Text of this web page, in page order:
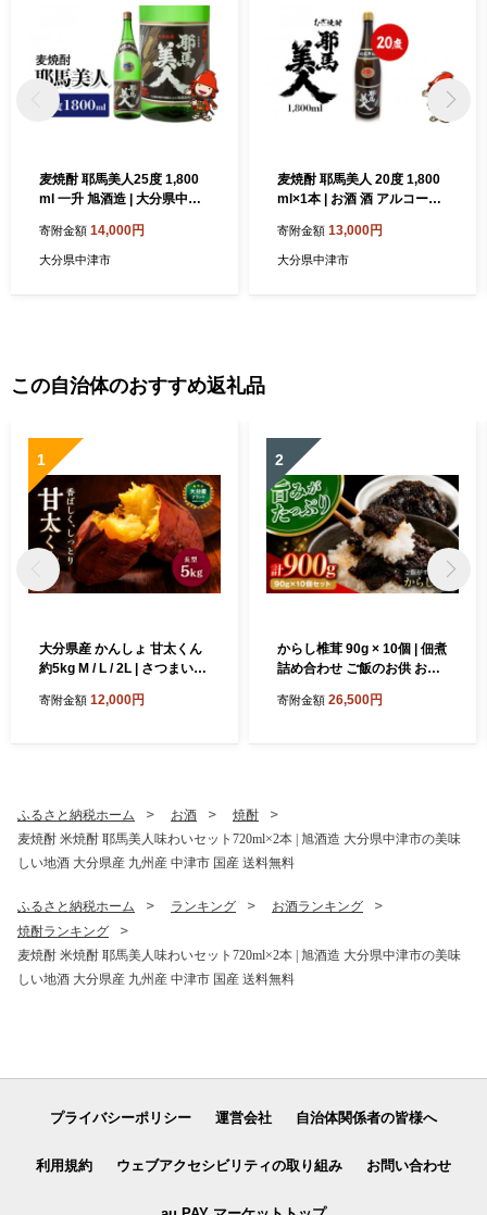
麦焼酎 耶馬美人25度 1,800
ml 一升 旭酒造 | 大分県中津
九州産 中津市 国産 送料無料
寄附金額 14,000円
大分県中津市
麦焼酎 耶馬美人 20度 1,800
ml×1本 | お酒 酒 アルコール
焼酎 贈答 ギフト 大分県産 九
州産 国産 大分県 中津市
寄附金額 13,000円
大分県中津市
この自治体のおすすめ返礼品
1
大分県産 かんしょ 甘太くん
約5kg M / L / 2L | さつまいも
紅はるか べにはるか 焼き芋
寄附金額 12,000円
2
からし椎茸 90g × 10個 | 佃煮
詰め合わせ ご飯のお供 おか
茸 シイタケ 辛子 からし カラ
寄附金額 26,500円
ふるさと納税ホーム お酒
焼酎
麦焼酎 米焼酎 耶馬美人味わいセット720ml×2本 | 旭酒造 大分県中津市の美味
しい地酒 大分県産 九州産 中津市 国産 送料無料
ふるさと納税ホーム ランキング
お酒ランキング
焼酎ランキング
麦焼酎 米焼酎 耶馬美人味わいセット720ml×2本 | 旭酒造 大分県中津市の美味
しい地酒 大分県産 九州産 中津市 国産 送料無料
プライバシーポリシー 運営会社 自治体関係者の皆様へ
利用規約 ウェブアクセシビリティの取り組み お問い合わせ